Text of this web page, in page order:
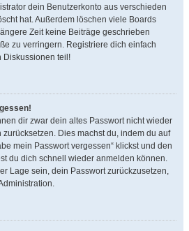
dein Benutzerkonto aus verschieden
hat. Außerdem löschen viele Boards
Zeit keine Beiträge geschrieben
zu verringern. Registriere dich einfach
Diskussionen teil!
dir zwar dein altes Passwort nicht wieder
Dies machst du, indem du auf
mein Passwort vergessen“ klickst und den
du dich schnell wieder anmelden können.
Lage sein, dein Passwort zurückzusetzen,